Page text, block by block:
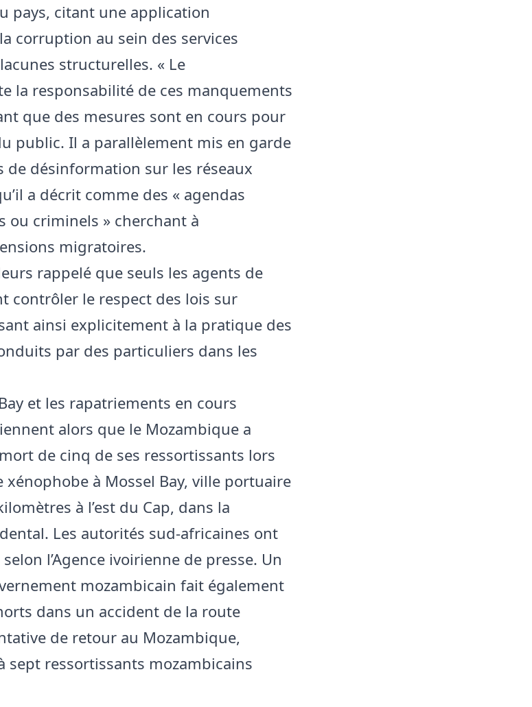
pays, citant une application
corruption au sein des services
structurelles. « Le
la responsabilité de ces manquements
que des mesures sont en cours pour
public. Il a parallèlement mis en garde
de désinformation sur les réseaux
a décrit comme des « agendas
ou criminels » cherchant à
migratoires.
rappelé que seuls les agents de
contrôler le respect des lois sur
ainsi explicitement à la pratique des
par des particuliers dans les
et les rapatriements en cours
alors que le Mozambique a
de cinq de ses ressortissants lors
xénophobe à Mossel Bay, ville portuaire
à l’est du Cap, dans la
Les autorités sud-africaines ont
l’Agence ivoirienne de presse. Un
mozambicain fait également
dans un accident de la route
de retour au Mozambique,
sept ressortissants mozambicains